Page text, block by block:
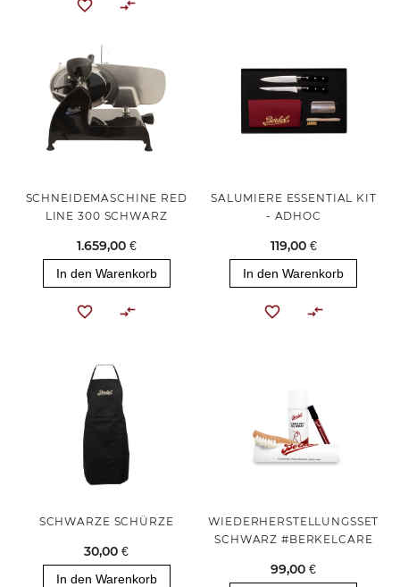
SCHNEIDEMASCHINE RED
LINE 300 SCHWARZ
1.659,00 €
In den Warenkorb
SALUMIERE ESSENTIAL KIT
- ADHOC
119,00 €
In den Warenkorb
SCHWARZE SCHÜRZE
30,00 €
In den Warenkorb
WIEDERHERSTELLUNGSSET
SCHWARZ #BERKELCARE
99,00 €